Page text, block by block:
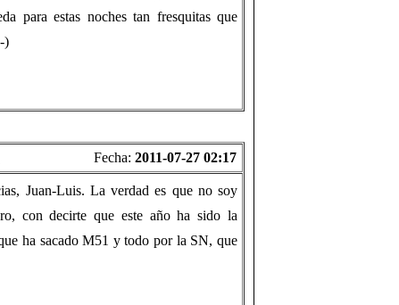
para estas noches tan fresquitas que
)
Fecha: 2011-07-27 02:17
Juan-Luis. La verdad es que no soy
con decirte que este año ha sido la
ha sacado M51 y todo por la SN, que